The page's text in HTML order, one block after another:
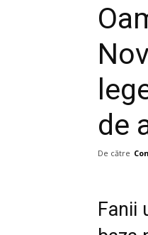
de
De către
Fanii